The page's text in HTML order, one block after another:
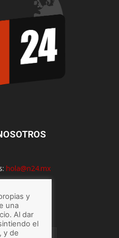
hola@n24.mx
y
una
Al dar
el
y de